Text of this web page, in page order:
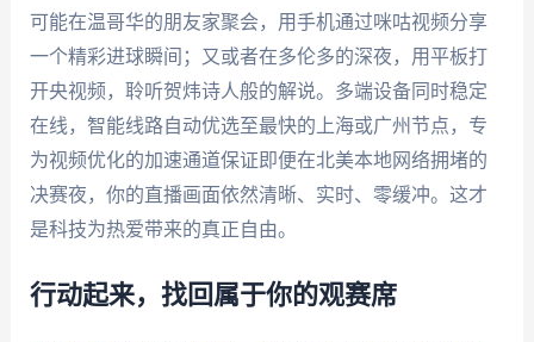
可能在温哥华的朋友家聚会，用手机通过咪咕视频分享
一个精彩进球瞬间；又或者在多伦多的深夜，用平板打
开央视频，聆听贺炜诗人般的解说。多端设备同时稳定
在线，智能线路自动优选至最快的上海或广州节点，专
为视频优化的加速通道保证即便在北美本地网络拥堵的
决赛夜，你的直播画面依然清晰、实时、零缓冲。这才
是科技为热爱带来的真正自由。
行动起来，找回属于你的观赛席